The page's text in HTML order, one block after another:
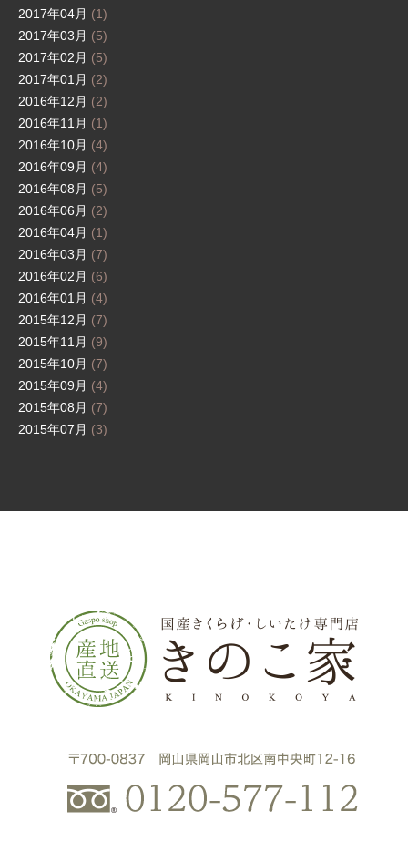
2017年04月 (1)
2017年03月 (5)
2017年02月 (5)
2017年01月 (2)
2016年12月 (2)
2016年11月 (1)
2016年10月 (4)
2016年09月 (4)
2016年08月 (5)
2016年06月 (2)
2016年04月 (1)
2016年03月 (7)
2016年02月 (6)
2016年01月 (4)
2015年12月 (7)
2015年11月 (9)
2015年10月 (7)
2015年09月 (4)
2015年08月 (7)
2015年07月 (3)